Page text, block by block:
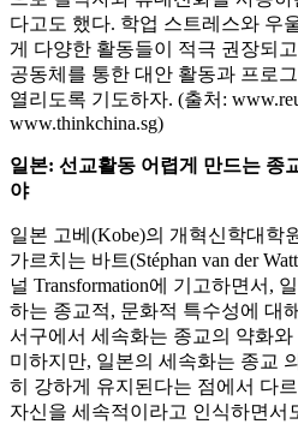
다고도 했다. 학업 스트레스와 우
게 다양한 활동들이 적극 권장되
공동체를 통한 대안 활동과 프로
열리도록 기도하자. (출처:
www.thinkchina.sg)
일본: 선교활동 어렵게 만드는 종
야
일본 고베(Kobe)의 개혁신학대학
가르치는 바트(Stéphan van der
널 Transformation에 기고하면서,
하는 종교적, 문화적 특수성에 대
서구에서 세속화는 종교의 약화
미하지만, 일본의 세속화는 종교
히 강하게 유지된다는 점에서 다
자신을 세속적이라고 인식하면서